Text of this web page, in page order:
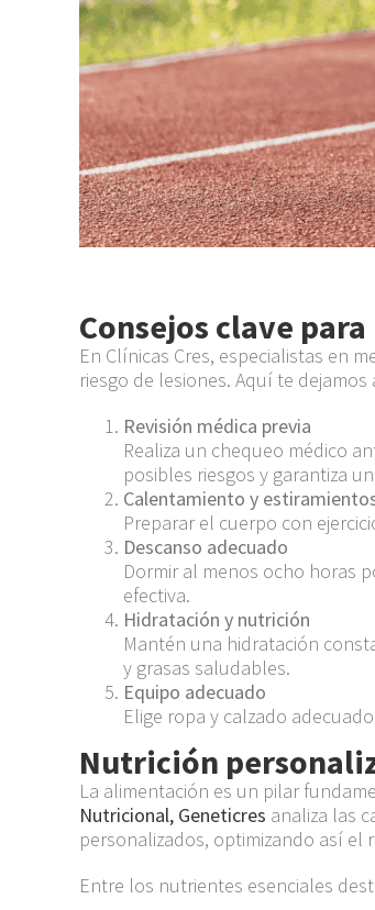
Consejos clave
En Clínicas Cres, especialistas en
riesgo de lesiones. Aquí te
Revisión médica previa
Realiza un chequeo médico
posibles riesgos y garantiza
Calentamiento y
Preparar el cuerpo con
Descanso adecuado
Dormir al menos ocho horas
efectiva.
Hidratación y nutrición
Mantén una hidratación
y grasas saludables.
Equipo adecuado
Elige ropa y calzado
Nutrición
La alimentación es un pilar
Nutricional, Geneticres analiza las
personalizados, optimizando así el
Entre los nutrientes esenciales